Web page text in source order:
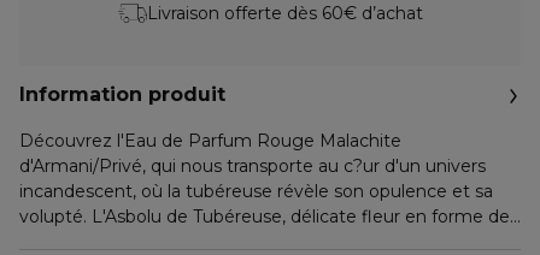
Livraison offerte dès 60€ d’achat
Information produit
Découvrez l'Eau de Parfum Rouge Malachite
d'Armani/Privé, qui nous transporte au c?ur d'un univers
incandescent, où la tubéreuse révèle son opulence et sa
volupté. L'Asbolu de Tubéreuse, délicate fleur en forme de